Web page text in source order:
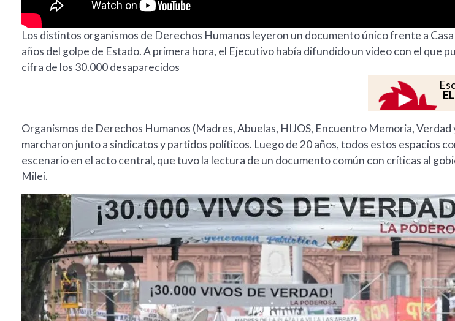
Los distintos organismos de Derechos Humanos leyeron un documento único frente a Casa
años del golpe de Estado. A primera hora, el Ejecutivo había difundido un video con el que
cifra de los 30.000 desaparecidos
Organismos de Derechos Humanos (Madres, Abuelas, HIJOS, Encuentro Memoria, Verdad
marcharon junto a sindicatos y partidos políticos. Luego de 20 años, todos estos espacios
escenario en el acto central, que tuvo la lectura de un documento común con críticas al
Milei.